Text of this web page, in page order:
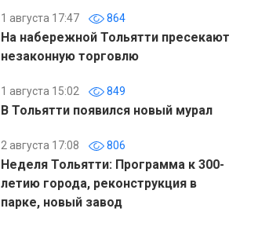
1 августа 17:47 864
На набережной Тольятти пресекают
незаконную торговлю
1 августа 15:02 849
В Тольятти появился новый мурал
2 августа 17:08 806
Неделя Тольятти: Программа к 300-
летию города, реконструкция в
парке, новый завод